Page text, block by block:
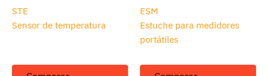
STE
Sensor de temperatura
ESM
Estuche para medidores
portátiles